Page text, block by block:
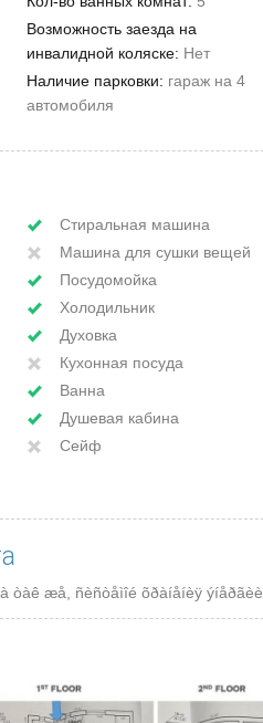
Возможность заезда на
инвалидной коляске: Нет
Наличие парковки: гараж на 4
автомобиля
Стиральная машина
Машина для сушки вещей
Посудомойка
Холодильник
Духовка
Кухонная посуда
Ванна
Душевая кабина
Сейф
òàê æå, ñèñòåìîé õðàíåíèÿ ýíåðãèè.